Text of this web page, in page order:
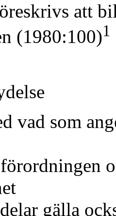
att
(1980:100)1
vad som
gälla